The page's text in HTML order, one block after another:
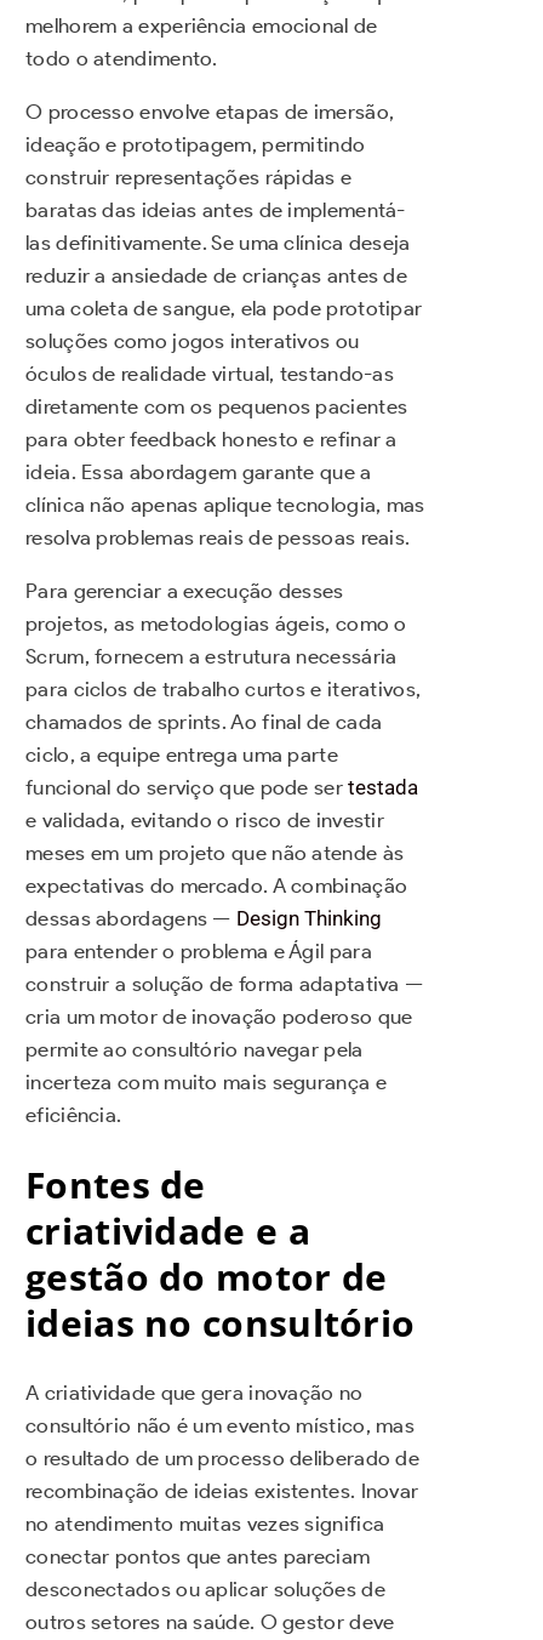
melhorem a experiência emocional de
todo o atendimento.
O processo envolve etapas de imersão,
ideação e prototipagem, permitindo
construir representações rápidas e
baratas das ideias antes de implementá-
las definitivamente. Se uma clínica deseja
reduzir a ansiedade de crianças antes de
uma coleta de sangue, ela pode prototipar
soluções como jogos interativos ou
óculos de realidade virtual, testando-as
diretamente com os pequenos pacientes
para obter feedback honesto e refinar a
ideia. Essa abordagem garante que a
clínica não apenas aplique tecnologia, mas
resolva problemas reais de pessoas reais.
Para gerenciar a execução desses
projetos, as metodologias ágeis, como o
Scrum, fornecem a estrutura necessária
para ciclos de trabalho curtos e iterativos,
chamados de sprints. Ao final de cada
ciclo, a equipe entrega uma parte
funcional do serviço que pode sertestada
e validada, evitando o risco de investir
meses em um projeto que não atende às
expectativas do mercado. A combinação
dessas abordagens — Design Thinking
para entender o problema e Ágil para
construir a solução de forma adaptativa —
cria um motor de inovação poderoso que
permite ao consultório navegar pela
incerteza com muito mais segurança e
eficiência.
Fontes de
criatividade e a
gestão do motor de
ideias no consultório
A criatividade que gera inovação no
consultório não é um evento místico, mas
o resultado de um processo deliberado de
recombinação de ideias existentes. Inovar
no atendimento muitas vezes significa
conectar pontos que antes pareciam
desconectados ou aplicar soluções de
outros setores na saúde. O gestor deve